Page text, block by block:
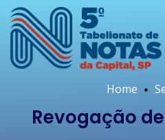
Home
Revogação